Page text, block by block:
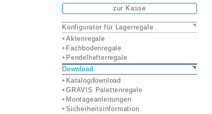
zur Kasse
Konfigurator für Lagerregale
Aktenregale
Fachbodenregale
Pendelhefterregale
Download
Katalogdownload
GRAVIS Palettenregale
Montageanleitungen
Sicherheitsinformation